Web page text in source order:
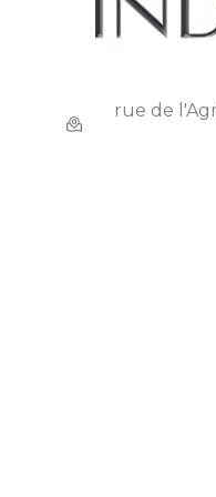
rue de